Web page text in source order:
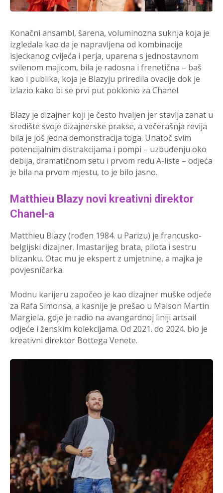
Konačni ansambl, šarena, voluminozna suknja koja je
izgledala kao da je napravljena od kombinacije
isjeckanog cvijeća i perja, uparena s jednostavnom
svilenom majicom, bila je radosna i frenetična – baš
kao i publika, koja je Blazyju priredila ovacije dok je
izlazio kako bi se prvi put poklonio za Chanel.
Blazy je dizajner koji je često hvaljen jer stavlja zanat u
središte svoje dizajnerske prakse, a večerašnja revija
bila je još jedna demonstracija toga. Unatoč svim
potencijalnim distrakcijama i pompi – uzbuđenju oko
debija, dramatičnom setu i prvom redu A-liste – odjeća
je bila na prvom mjestu, to je bilo jasno.
Matthieu Blazy novi kreativni direktor
Chanel-a
Matthieu Blazy (rođen 1984. u Parizu) je francusko-
belgijski dizajner. Imastarijeg brata, pilota i sestru
blizanku. Otac mu je ekspert z umjetnine, a majka je
povjesničarka.
Modnu karijeru započeo je kao dizajner muške odjeće
za Rafa Simonsa, a kasnije je prešao u Maison Martin
Margiela, gdje je radio na avangardnoj liniji artsail
odjeće i ženskim kolekcijama. Od 2021. do 2024. bio je
kreativni direktor Bottega Venete.